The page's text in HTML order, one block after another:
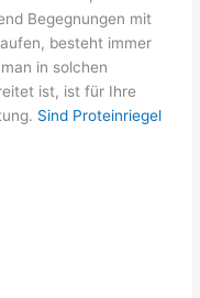
Begegnungen mit
besteht immer
in solchen
ist, ist für Ihre
Sind Proteinriegel